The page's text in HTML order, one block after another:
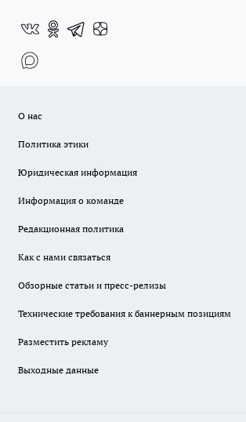
О нас
Политика этики
Юридическая информация
Информация о команде
Редакционная политика
Как с нами связаться
Обзорные статьи и пресс-релизы
Технические требования к баннерным позициям
Разместить рекламу
Выходные данные